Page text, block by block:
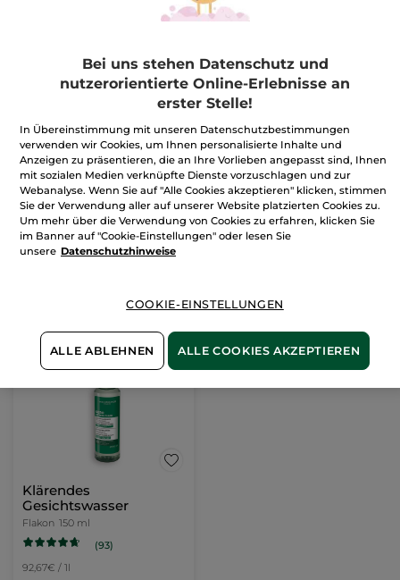
Feste
Gesichtsreinigung
Papier
75 g
(16)
133,20€ / 1l
9,99€
IN DEN
WARENKORB
Klärendes
Gesichtswasser
Flakon 150 ml
(93)
92,67€ / 1l
Bei uns stehen Datenschutz und
nutzerorientierte Online-Erlebnisse an
erster Stelle!
In Übereinstimmung mit unseren Datenschutzbestimmungen
verwenden wir Cookies, um Ihnen personalisierte Inhalte und
Anzeigen zu präsentieren, die an Ihre Vorlieben angepasst sind, Ihnen
mit sozialen Medien verknüpfte Dienste vorzuschlagen und zur
Webanalyse. Wenn Sie auf "Alle Cookies akzeptieren" klicken, stimmen
Sie der Verwendung aller auf unserer Website platzierten Cookies zu.
Um mehr über die Verwendung von Cookies zu erfahren, klicken Sie
im Banner auf "Cookie-Einstellungen" oder lesen Sie
unsere Datenschutzhinweise
COOKIE-EINSTELLUNGEN
ALLE ABLEHNEN ALLE COOKIES AKZEPTIEREN